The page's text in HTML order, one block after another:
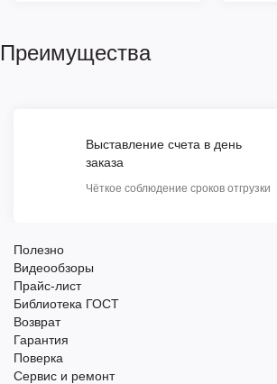
Преимущества
Выставление счета в день
заказа
Чёткое соблюдение сроков отгрузки
Полезно
Видеообзоры
Прайс-лист
Библиотека ГОСТ
Возврат
Гарантия
Поверка
Сервис и ремонт